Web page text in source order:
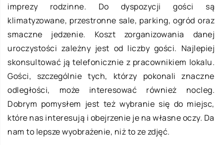
imprezy rodzinne. Do dyspozycji gości są
klimatyzowane, przestronne sale, parking, ogród oraz
smaczne jedzenie. Koszt zorganizowania danej
uroczystości zależny jest od liczby gości. Najlepiej
skonsultować ją telefonicznie z pracownikiem lokalu.
Gości, szczególnie tych, którzy pokonali znaczne
odległości, może interesować również nocleg.
Dobrym pomysłem jest też wybranie się do miejsc,
które nas interesują i obejrzenie je na własne oczy. Da
nam to lepsze wyobrażenie, niż to ze zdjęć.